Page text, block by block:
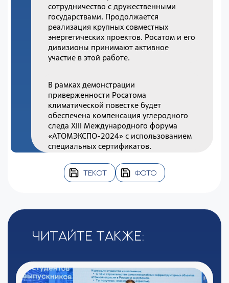
сотрудничество с дружественными
государствами. Продолжается
реализация крупных совместных
энергетических проектов. Росатом и его
дивизионы принимают активное
участие в этой работе.
В рамках демонстрации
приверженности Росатома
климатической повестке будет
обеспечена компенсация углеродного
следа XIII Международного форума
«АТОМЭКСПО-2024» с использованием
специальных сертификатов.
ТЕКСТ ФОТО
Читайте также: